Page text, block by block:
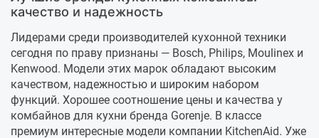
качество и надежность
Лидерами среди производителей кухонной техники
сегодня по праву признаны — Bosch, Philips, Moulinex и
Kenwood. Модели этих марок обладают высоким
качеством, надежностью и широким набором
функций. Хорошее соотношение цены и качества у
комбайнов для кухни бренда Gorenje. В классе
премиум интересные модели компании KitchenAid. Уже